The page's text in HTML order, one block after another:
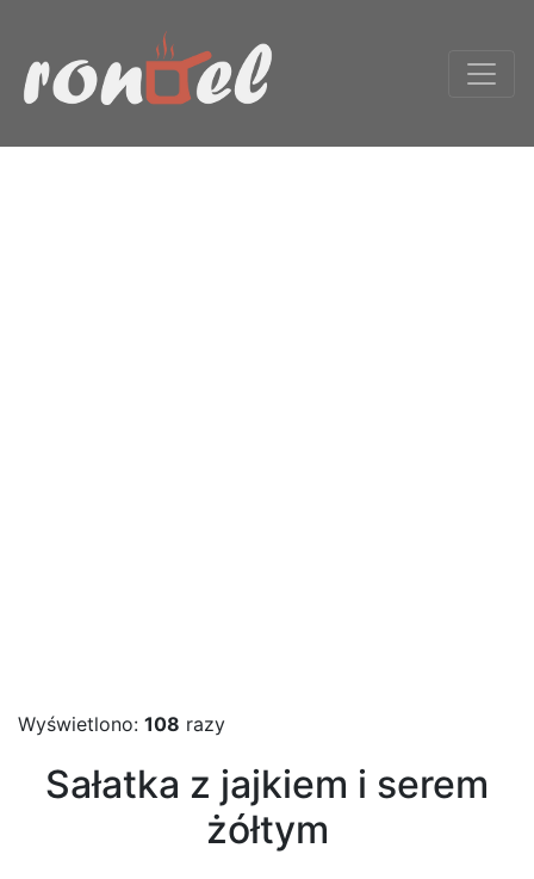
Wyświetlono: 108 razy
Sałatka z jajkiem i serem
żółtym